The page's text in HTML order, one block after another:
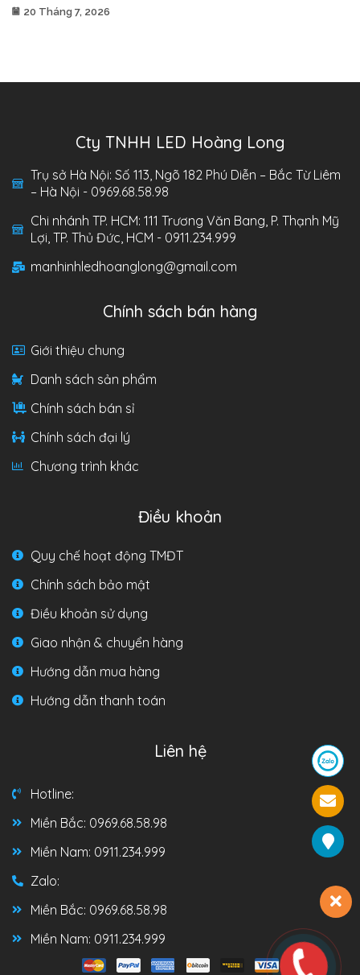
20 Tháng 7, 2026
Cty TNHH LED Hoàng Long
Trụ sở Hà Nội: Số 113, Ngõ 182 Phú Diễn – Bắc Từ Liêm
– Hà Nội - 0969.68.58.98
Chi nhánh TP. HCM: 111 Trương Văn Bang, P. Thạnh Mỹ
Lợi, TP. Thủ Đức, HCM - 0911.234.999
manhinhledhoanglong@gmail.com
Chính sách bán hàng
Giới thiệu chung
Danh sách sản phẩm
Chính sách bán sỉ
Chính sách đại lý
Chương trình khác
Điều khoản
Quy chế hoạt động TMĐT
Chính sách bảo mật
Điều khoản sử dụng
Giao nhận & chuyển hàng
Hướng dẫn mua hàng
Hướng dẫn thanh toán
Liên hệ
Hotline:
Miền Bắc: 0969.68.58.98
Miền Nam: 0911.234.999
Zalo:
Miền Bắc: 0969.68.58.98
Miền Nam: 0911.234.999